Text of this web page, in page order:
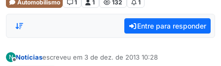
Automobilismo 1 1 132 1
Entre para responder
N Notíciasescreveu em 3 de dez. de 2013 10:28
última edição por